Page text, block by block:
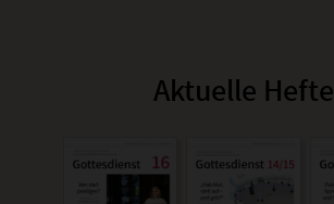
Aktuelle Hefte